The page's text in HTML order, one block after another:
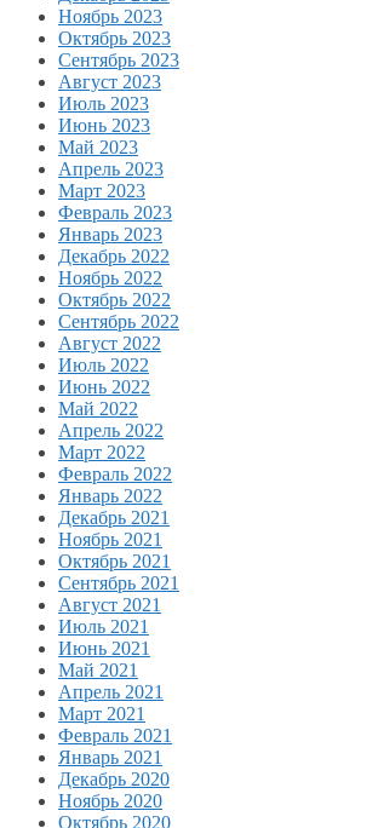
Ноябрь 2023
Октябрь 2023
Сентябрь 2023
Август 2023
Июль 2023
Июнь 2023
Май 2023
Апрель 2023
Март 2023
Февраль 2023
Январь 2023
Декабрь 2022
Ноябрь 2022
Октябрь 2022
Сентябрь 2022
Август 2022
Июль 2022
Июнь 2022
Май 2022
Апрель 2022
Март 2022
Февраль 2022
Январь 2022
Декабрь 2021
Ноябрь 2021
Октябрь 2021
Сентябрь 2021
Август 2021
Июль 2021
Июнь 2021
Май 2021
Апрель 2021
Март 2021
Февраль 2021
Январь 2021
Декабрь 2020
Ноябрь 2020
Октябрь 2020